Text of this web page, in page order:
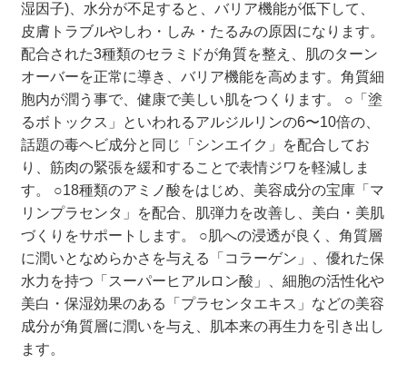
湿因子)、水分が不足すると、バリア機能が低下して、
皮膚トラブルやしわ・しみ・たるみの原因になります。
配合された3種類のセラミドが角質を整え、肌のターン
オーバーを正常に導き、バリア機能を高めます。角質細
胞内が潤う事で、健康で美しい肌をつくります。 ○「塗
るボトックス」といわれるアルジルリンの6〜10倍の、
話題の毒ヘビ成分と同じ「シンエイク」を配合してお
り、筋肉の緊張を緩和することで表情ジワを軽減しま
す。 ○18種類のアミノ酸をはじめ、美容成分の宝庫「マ
リンプラセンタ」を配合、肌弾力を改善し、美白・美肌
づくりをサポートします。 ○肌への浸透が良く、角質層
に潤いとなめらかさを与える「コラーゲン」、優れた保
水力を持つ「スーパーヒアルロン酸」、細胞の活性化や
美白・保湿効果のある「プラセンタエキス」などの美容
成分が角質層に潤いを与え、肌本来の再生力を引き出し
ます。